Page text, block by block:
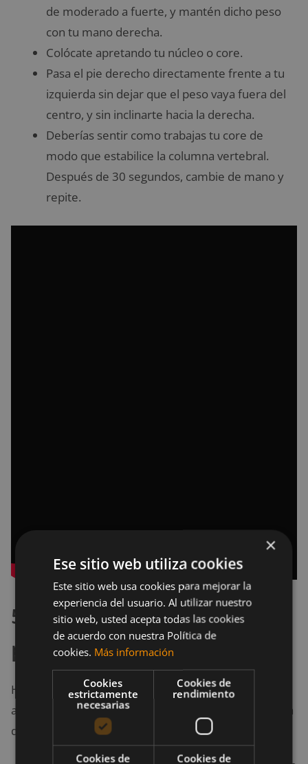
de moderado a fuerte, y mantén dicho peso
con tu mano derecha.
Colócate apretando tu núcleo o core.
Pasa el pie derecho directamente frente a tu
izquierda sin dejar que el peso vaya fuera del
centro, y sin inclinarte hacia la derecha.
Deberías sentir como trabajas tu core de
modo que estabilice la columna vertebral.
Después de 30 segundos, cambie de mano y
repite.
5. Elevación de polea con
peso
Hay una gran probabilidad de que tengas que
arrastrar algún objeto pesado, por eso la importancia
de entrenar losmovimientos rotacionales
×
Ese sitio web utiliza cookies
Este sitio web usa cookies para mejorar la
experiencia del usuario. Al utilizar nuestro
sitio web, usted acepta todas las cookies
de acuerdo con nuestra Política de
cookies. Más información
Cookies
estrictamente
necesarias
Cookies de
rendimiento
Cookies de
Cookies de